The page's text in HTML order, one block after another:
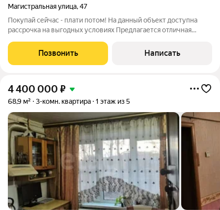
Магистральная улица,47
Покупай сейчас - плати потом! На данный объект доступна
рассрочка на выгодных условиях Предлагается отличная
комнатная, есть кладовая, возможно перепланировать под
себя. Требуется косметический
Позвонить Написать
4 400 000 ₽
68,9 м² 3-комн. квартира 1 этаж из 5